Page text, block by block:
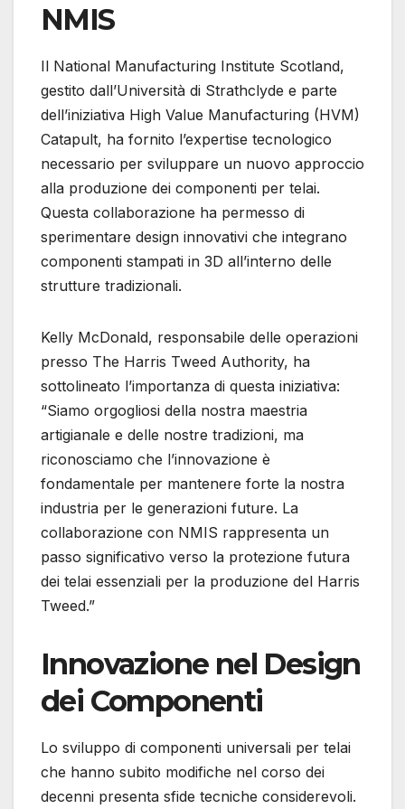
NMIS
Il National Manufacturing Institute Scotland,
gestito dall’Università di Strathclyde e parte
dell’iniziativa High Value Manufacturing (HVM)
Catapult, ha fornito l’expertise tecnologico
necessario per sviluppare un nuovo approccio
alla produzione dei componenti per telai.
Questa collaborazione ha permesso di
sperimentare design innovativi che integrano
componenti stampati in 3D all’interno delle
strutture tradizionali.
Kelly McDonald, responsabile delle operazioni
presso The Harris Tweed Authority, ha
sottolineato l’importanza di questa iniziativa:
“Siamo orgogliosi della nostra maestria
artigianale e delle nostre tradizioni, ma
riconosciamo che l’innovazione è
fondamentale per mantenere forte la nostra
industria per le generazioni future. La
collaborazione con NMIS rappresenta un
passo significativo verso la protezione futura
dei telai essenziali per la produzione del Harris
Tweed.”
Innovazione nel Design
dei Componenti
Lo sviluppo di componenti universali per telai
che hanno subito modifiche nel corso dei
decenni presenta sfide tecniche considerevoli.